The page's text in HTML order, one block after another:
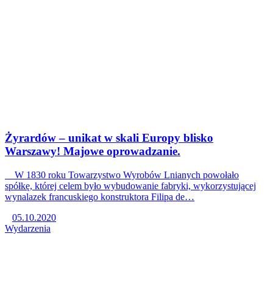
Żyrardów – unikat w skali Europy blisko
Warszawy! Majowe oprowadzanie.
W 1830 roku Towarzystwo Wyrobów Lnianych powołało
spółkę, której celem było wybudowanie fabryki, wykorzystującej
wynalazek francuskiego konstruktora Filipa de…
05.10.2020
Wydarzenia